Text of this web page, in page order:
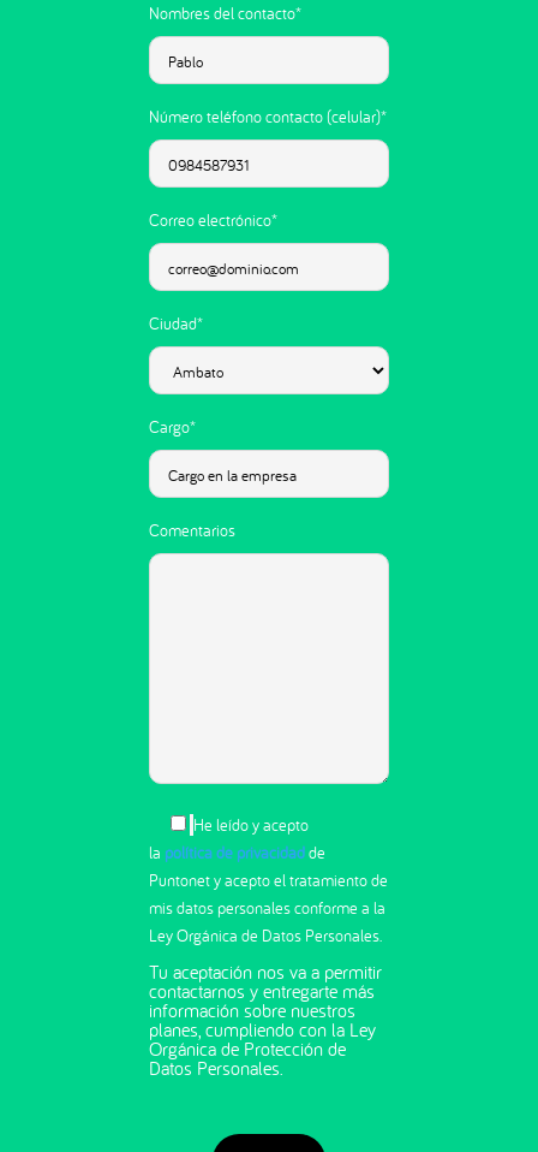
Nombres del contacto*
Número teléfono contacto (celular)*
Correo electrónico*
Ciudad*
Cargo*
Comentarios
He leído y acepto
la política de privacidadde
Puntonet y acepto el tratamiento de
mis datos personales conforme a la
Ley Orgánica de Datos Personales.
Tu aceptación nos va a permitir
contactarnos y entregarte más
información sobre nuestros
planes, cumpliendo con la Ley
Orgánica de Protección de
Datos Personales.